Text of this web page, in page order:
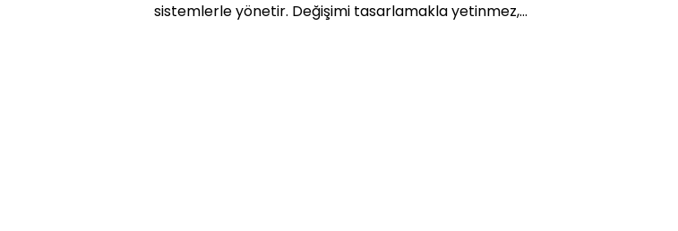
sistemlerle yönetir. Değişimi tasarlamakla yetinmez,